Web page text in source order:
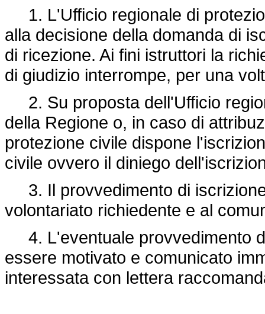
1. L'Ufficio regionale di
alla decisione della domanda di
di ricezione. Ai fini istruttori la
di giudizio interrompe, per una
2. Su proposta dell'Ufficio
della Regione o, in caso di
protezione civile dispone
civile ovvero il diniego
3. Il provvedimento di
volontariato richiedente e al
4. L'eventuale provvedimento
essere motivato e comunicato
interessata con lettera